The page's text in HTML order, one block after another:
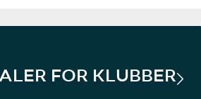
FOR KLUBBER